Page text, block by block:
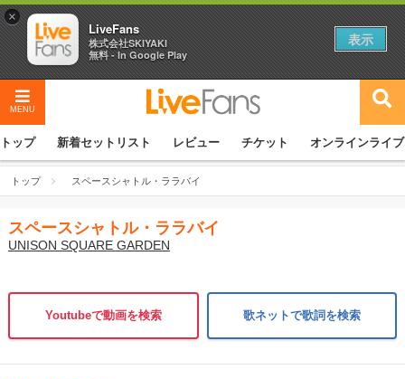
MENU
トップ 新着セットリスト レビュー チケット オンラインライブ
トップ スペースシャトル・ララバイ
スペースシャトル・ララバイ
UNISON SQUARE GARDEN
Youtubeで動画を検索 歌ネットで歌詞を検索
×
LiveFans
株式会社SKIYAKI
無料 - In Google Play
表示